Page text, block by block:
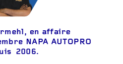
en affaire
NAPA AUTOPRO
2006.